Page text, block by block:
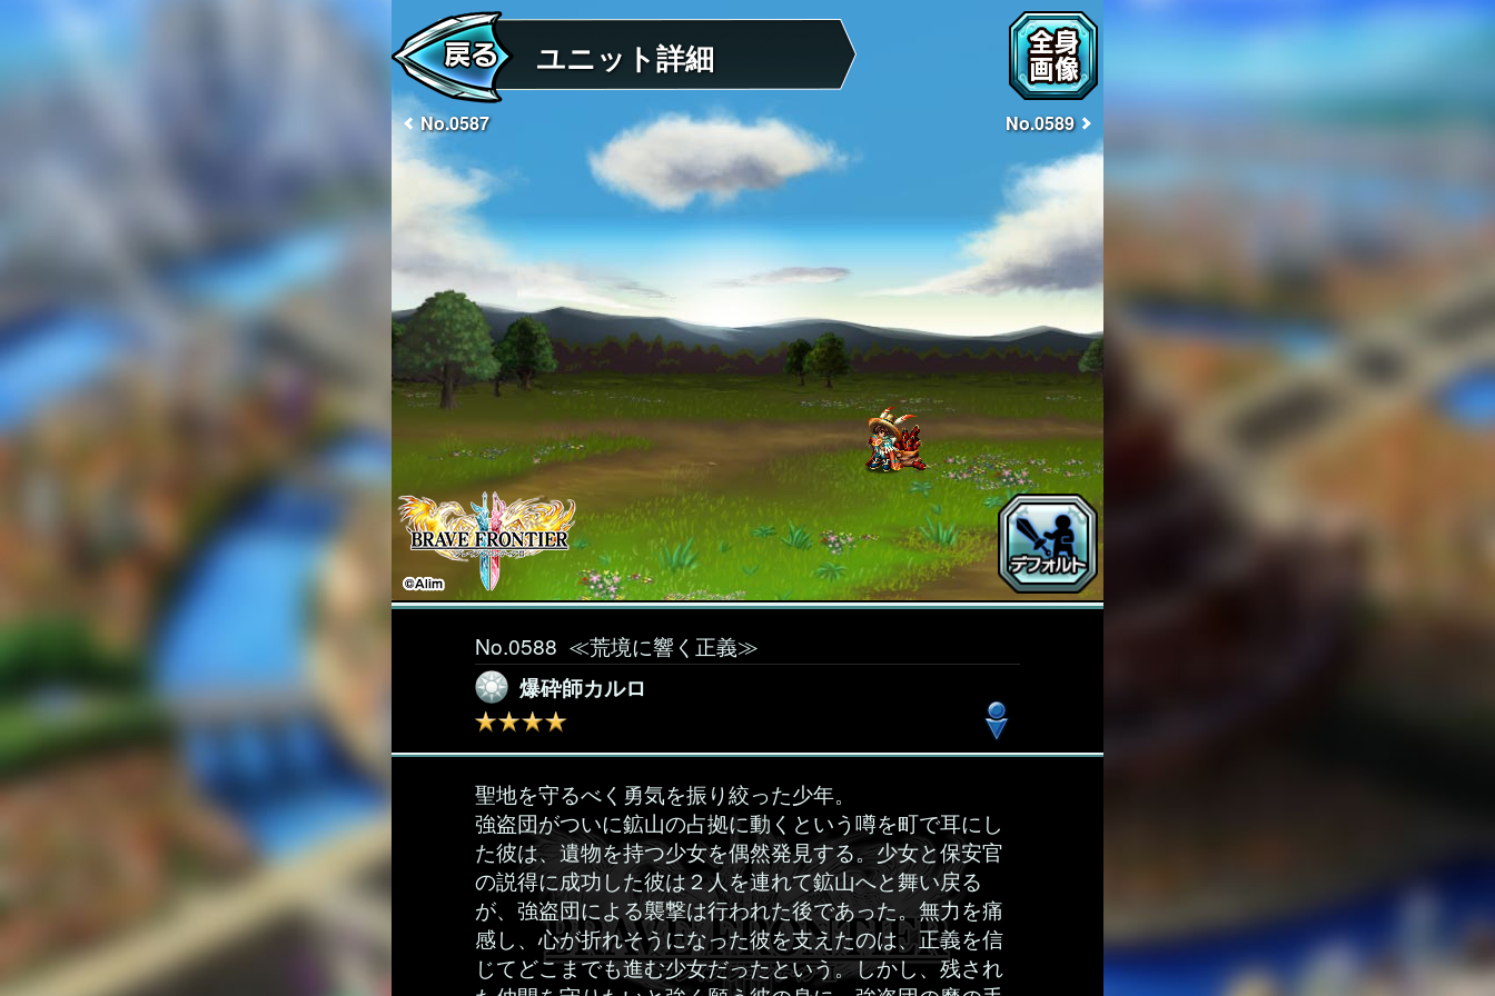
ユニット詳細
No.0587 No.0589
No.0588 ≪荒境に響く正義≫
爆砕師カルロ
聖地を守るべく勇気を振り絞った少年。
強盗団がついに鉱山の占拠に動くという噂を町で耳にし
た彼は、遺物を持つ少女を偶然発見する。少女と保安官
の説得に成功した彼は２人を連れて鉱山へと舞い戻る
が、強盗団による襲撃は行われた後であった。無力を痛
感し、心が折れそうになった彼を支えたのは、正義を信
じてどこまでも進む少女だったという。しかし、残され